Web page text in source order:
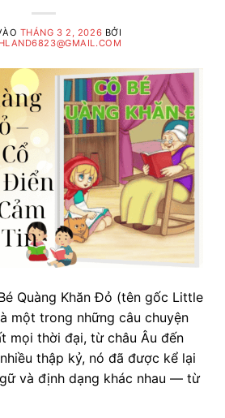
THÁNG 3 2, 2026 BỞI
Quàng Khăn Đỏ (tên gốc Little
một trong những câu chuyện
mọi thời đại, từ châu Âu đến
thập kỷ, nó đã được kể lại
và định dạng khác nhau — từ